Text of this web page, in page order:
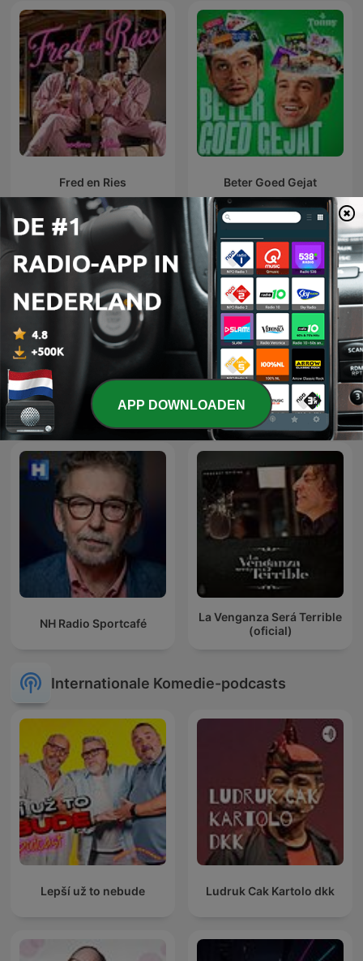
Fred en Ries Beter Goed Gejat
L'œil de Philippe
Caverivière
Daphne's Hulptroepen
NH Radio Sportcafé
La Venganza Será Terrible
(oficial)
Internationale Komedie-podcasts
Lepší už to nebude Ludruk Cak Kartolo dkk
APP DOWNLOADEN